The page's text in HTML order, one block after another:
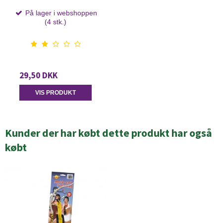
På lager i webshoppen
(4 stk.)
29,50 DKK
VIS PRODUKT
Kunder der har købt dette produkt har også
købt